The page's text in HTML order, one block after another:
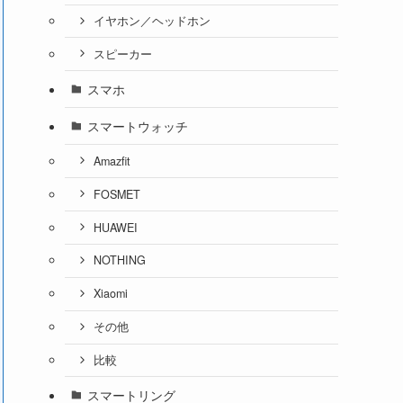
イヤホン／ヘッドホン
スピーカー
スマホ
スマートウォッチ
Amazfit
FOSMET
HUAWEI
NOTHING
Xiaomi
その他
比較
スマートリング